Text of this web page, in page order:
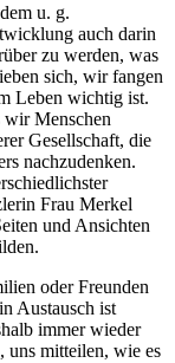
u. g.
auch darin
zu werden, was
sich, wir fangen
Leben wichtig ist.
wir Menschen
Gesellschaft, die
nachzudenken.
Frau Merkel
und Ansichten
oder Freunden
Austausch ist
immer wieder
uns mitteilen, wie es